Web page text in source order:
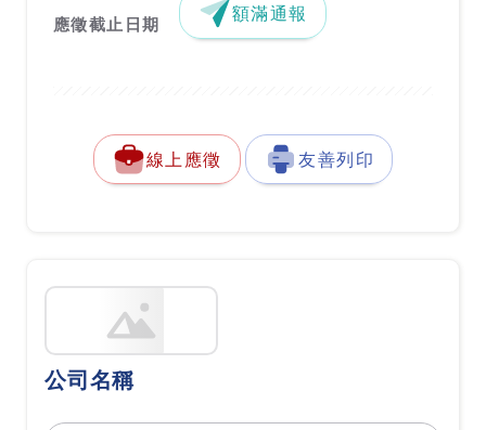
應徵截止日期 額滿通報
線上應徵 友善列印
公司名稱